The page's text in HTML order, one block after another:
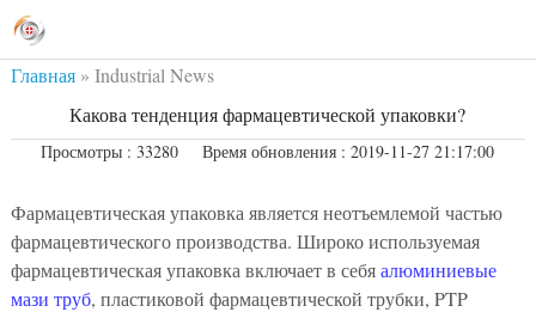
Главная» Industrial News
Какова тенденция фармацевтической упаковки?
Просмотры : 33280 Время обновления : 2019-11-27 21:17:00
Фармацевтическая упаковка является неотъемлемой частью
фармацевтического производства. Широко используемая
фармацевтическая упаковка включает в себяалюминиевые
мази труб, пластиковой фармацевтической трубки, PTP